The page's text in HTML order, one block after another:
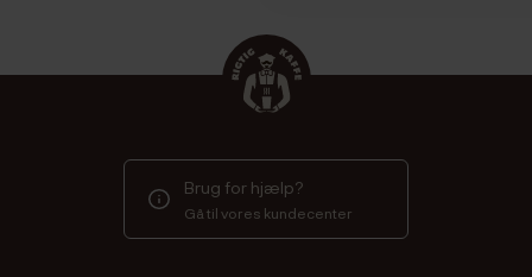
Brug for hjælp?
Gå til vores kundecenter